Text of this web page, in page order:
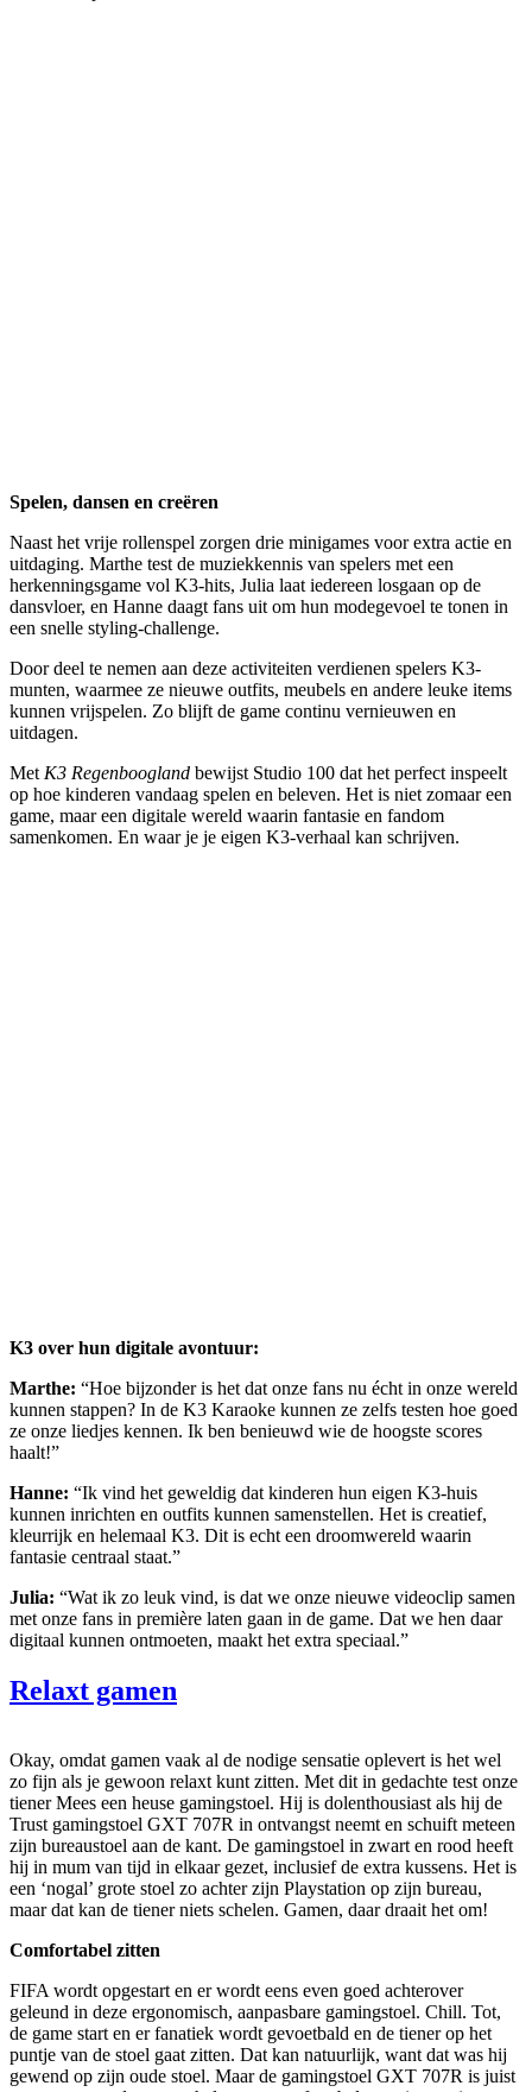
Spelen, dansen en creëren
Naast het vrije rollenspel zorgen drie minigames voor extra actie en
uitdaging. Marthe test de muziekkennis van spelers met een
herkenningsgame vol K3-hits, Julia laat iedereen losgaan op de
dansvloer, en Hanne daagt fans uit om hun modegevoel te tonen in
een snelle styling-challenge.
Door deel te nemen aan deze activiteiten verdienen spelers K3-
munten, waarmee ze nieuwe outfits, meubels en andere leuke items
kunnen vrijspelen. Zo blijft de game continu vernieuwen en
uitdagen.
Met K3 Regenboogland bewijst Studio 100 dat het perfect inspeelt
op hoe kinderen vandaag spelen en beleven. Het is niet zomaar een
game, maar een digitale wereld waarin fantasie en fandom
samenkomen. En waar je je eigen K3-verhaal kan schrijven.
K3 over hun digitale avontuur:
Marthe: “Hoe bijzonder is het dat onze fans nu écht in onze wereld
kunnen stappen? In de K3 Karaoke kunnen ze zelfs testen hoe goed
ze onze liedjes kennen. Ik ben benieuwd wie de hoogste scores
haalt!”
Hanne: “Ik vind het geweldig dat kinderen hun eigen K3-huis
kunnen inrichten en outfits kunnen samenstellen. Het is creatief,
kleurrijk en helemaal K3. Dit is echt een droomwereld waarin
fantasie centraal staat.”
Julia: “Wat ik zo leuk vind, is dat we onze nieuwe videoclip samen
met onze fans in première laten gaan in de game. Dat we hen daar
digitaal kunnen ontmoeten, maakt het extra speciaal.”
Relaxt gamen
Okay, omdat gamen vaak al de nodige sensatie oplevert is het wel
zo fijn als je gewoon relaxt kunt zitten. Met dit in gedachte test onze
tiener Mees een heuse gamingstoel. Hij is dolenthousiast als hij de
Trust gamingstoel GXT 707R in ontvangst neemt en schuift meteen
zijn bureaustoel aan de kant. De gamingstoel in zwart en rood heeft
hij in mum van tijd in elkaar gezet, inclusief de extra kussens. Het is
een ‘nogal’ grote stoel zo achter zijn Playstation op zijn bureau,
maar dat kan de tiener niets schelen. Gamen, daar draait het om!
Comfortabel zitten
FIFA wordt opgestart en er wordt eens even goed achterover
geleund in deze ergonomisch, aanpasbare gamingstoel. Chill. Tot,
de game start en er fanatiek wordt gevoetbald en de tiener op het
puntje van de stoel gaat zitten. Dat kan natuurlijk, want dat was hij
gewend op zijn oude stoel. Maar de gamingstoel GXT 707R is juist